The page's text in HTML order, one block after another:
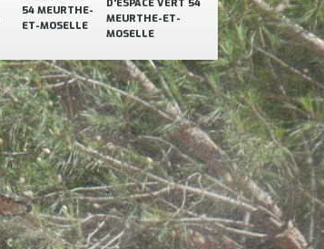
54 MEURTHE-
ET-MOSELLE
D'ESPACE VERT 54
MEURTHE-ET-
MOSELLE